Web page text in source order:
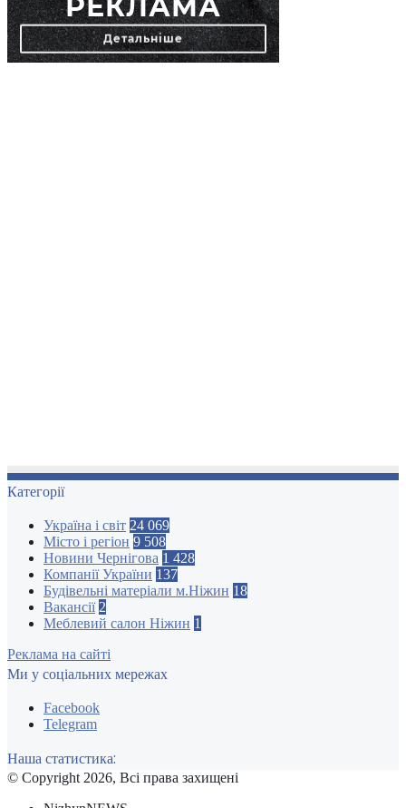
Категорії
Україна і світ 24 069
Місто і регіон 9 508
Новини Чернігова 1 428
Компанії України 137
Будівельні матеріали м.Ніжин 18
Вакансії 2
Меблевий салон Ніжин 1
Реклама на сайті
Ми у соціальних мережах
Facebook
Telegram
Наша статистика:
© Copyright 2026, Всі права захищені